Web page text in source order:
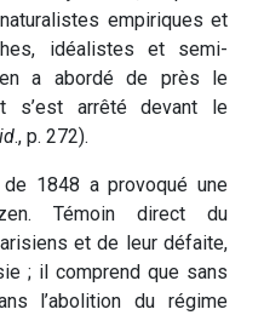
empiriques et
idéalistes et semi-
a abordé de près le
s’est arrêté devant le
., p. 272).
1848 a provoqué une
Témoin direct du
et de leur défaite,
; il comprend que sans
l’abolition du régime